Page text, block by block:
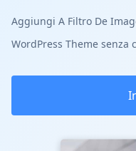
Aggiungi A Filtro De
WordPress Theme senza